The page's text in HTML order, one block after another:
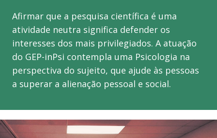
Afirmar que a pesquisa científica é uma
atividade neutra significa defender os
interesses dos mais privilegiados. A atuação
do GEP-inPsi contempla uma Psicologia na
perspectiva do sujeito, que ajude às pessoas
a superar a alienação pessoal e social.